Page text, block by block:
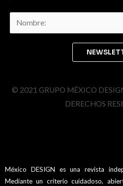
© 2021 GRUPO MÉXICO
DERECHOS
México DESIGN es una revista
Mediante un criterio cuidadoso,